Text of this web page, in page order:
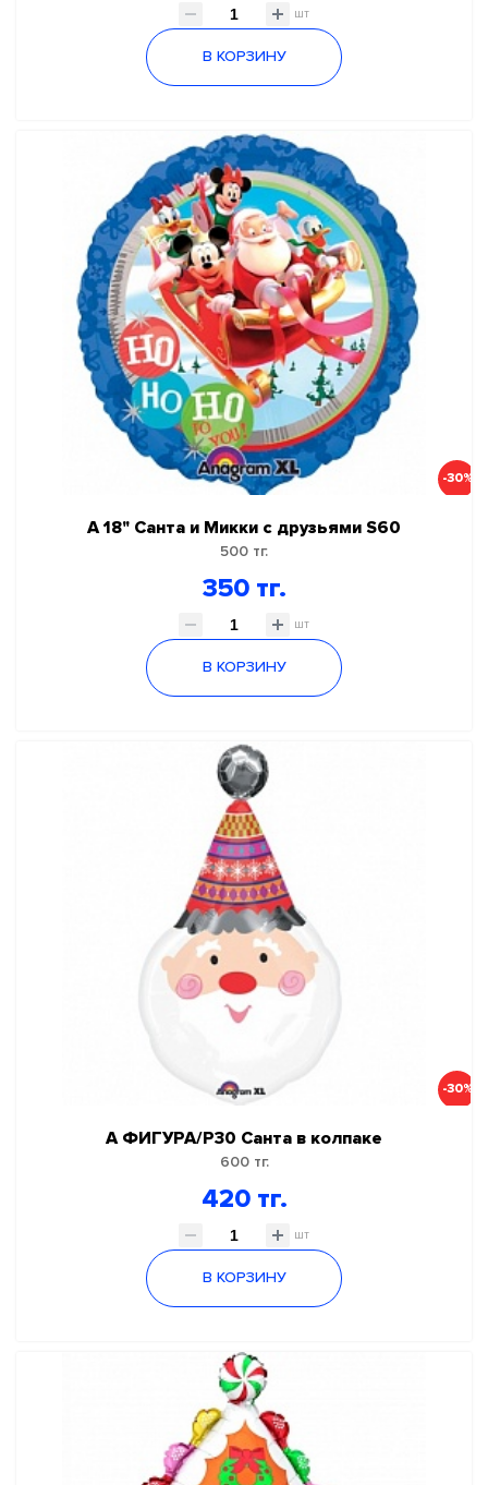
шт
В КОРЗИНУ
-30%
А 18" Санта и Микки с друзьями S60
500 тг.
350 тг.
шт
В КОРЗИНУ
-30%
А ФИГУРА/P30 Санта в колпаке
600 тг.
420 тг.
шт
В КОРЗИНУ